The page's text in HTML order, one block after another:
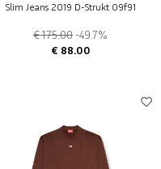
Slim Jeans 2019 D-Strukt 09f91
€ 175.00 -49.7%
€ 88.00